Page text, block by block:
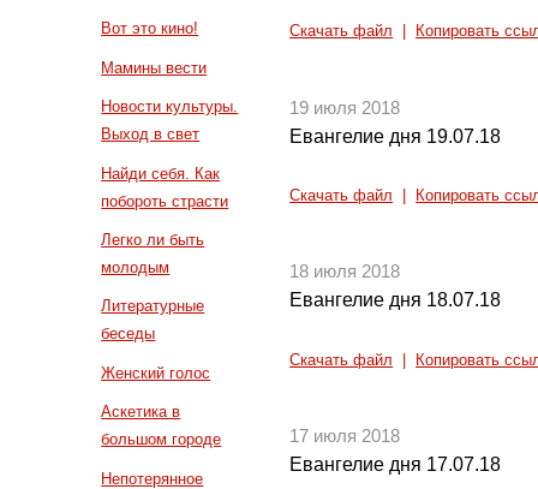
Вот это кино!
Мамины вести
Новости культуры.
Выход в свет
Найди себя. Как
побороть страсти
Легко ли быть
молодым
Литературные
беседы
Женский голос
Аскетика в
большом городе
Непотерянное
Скачать файл Копировать
19 июля 2018
Евангелие дня 19.07.18
Скачать файл Копировать
18 июля 2018
Евангелие дня 18.07.18
Скачать файл Копировать
17 июля 2018
Евангелие дня 17.07.18